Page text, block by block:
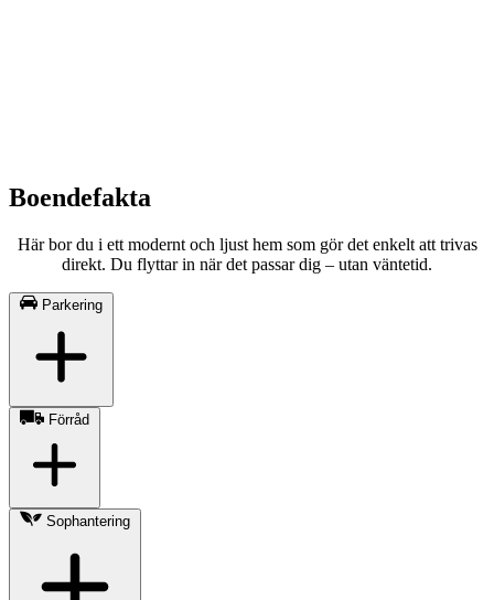
Boendefakta
Här bor du i ett modernt och ljust hem som gör det enkelt att trivas
direkt. Du flyttar in när det passar dig – utan väntetid.
Parkering
Förråd
Sophantering